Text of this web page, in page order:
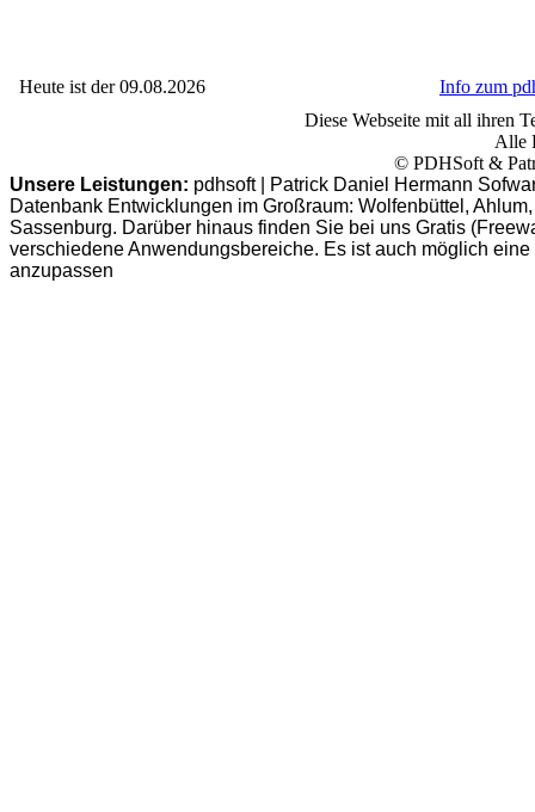
Heute ist der 09.08.2026
Info zum
Diese Webseite mit all ihren
Alle
© PDHSoft &
Unsere Leistungen: pdhsoft | Patrick Daniel Hermann
Datenbank Entwicklungen im Großraum: Wolfenbüttel,
Sassenburg. Darüber hinaus finden Sie bei uns Gratis
verschiedene Anwendungsbereiche. Es ist auch möglich
anzupassen